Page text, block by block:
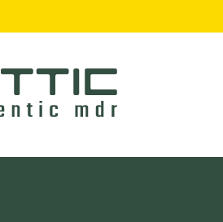
tonen voor vertalingen